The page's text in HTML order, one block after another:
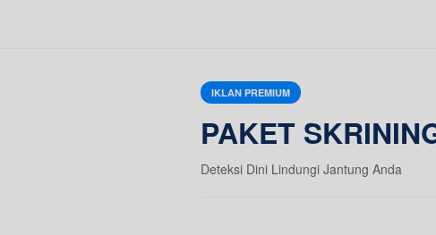
IKLAN PREMIUM
PAKET
Deteksi Dini Lindungi Jantung Anda